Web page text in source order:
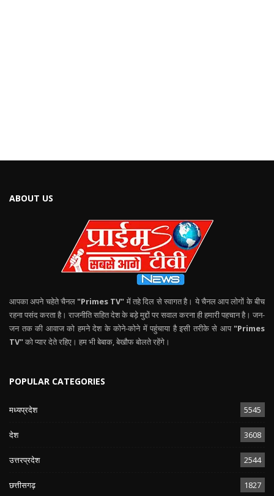
ABOUT US
आपका अपने चहेते चैनल "Primes TV" में तहे दिल से स्वागत है। ये चैनल आप लोगों के बीच
रहना पसंद करता है। राजनीति सहित देश के बड़े मुद्दों पर सवाल करना ही हमारी पहचान है। जन-
जन तक की आवाज को हमने देश के कोने-कोने में पहुंचाया है इसी तरीके से आप "Primes
TV"को प्यार देते रहिए। हम भी बेबाक, बेखौफ बोलते रहेंगे।
POPULAR CATEGORIES
मध्यप्रदेश 5545
देश 3608
उत्तरप्रदेश 2544
छत्तीसगढ़ 1827